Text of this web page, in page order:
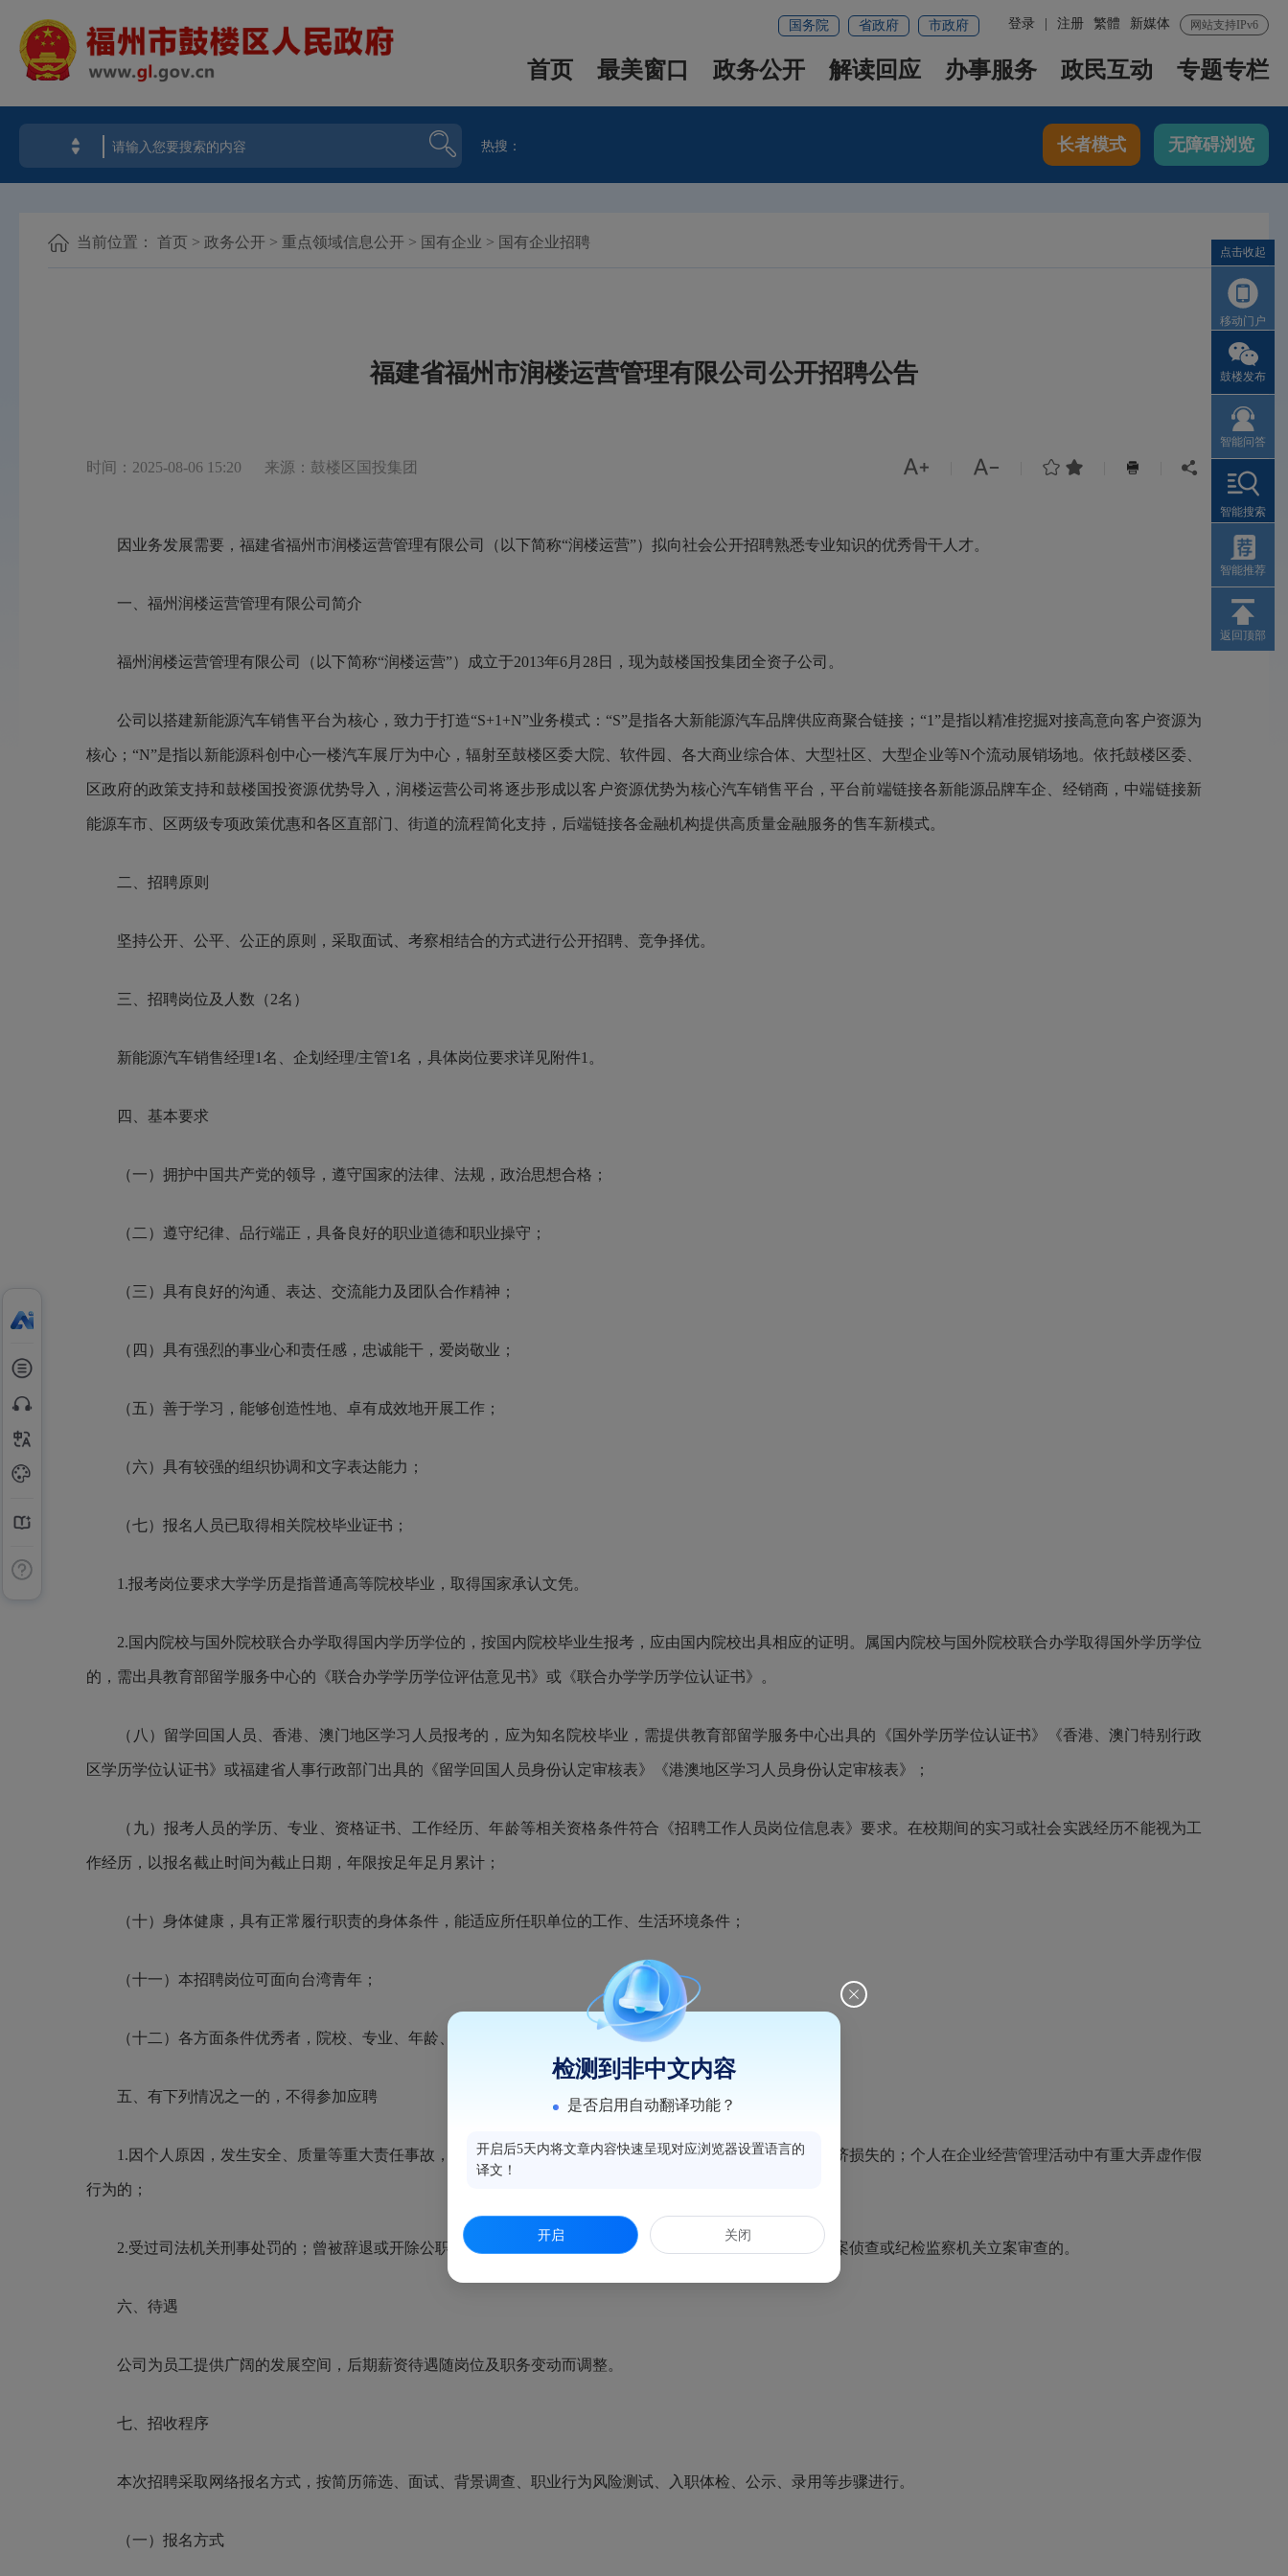
网站支持IPv6
新媒体
繁體
登录 注册
国务院 省政府 市政府
首页 最美窗口 政务公开 解读回应 办事服务 政民互动 专题专栏
热搜： 长者模式 无障碍浏览
当前位置： 首页 > 政务公开 > 重点领域信息公开 > 国有企业 > 国有企业招聘
福建省福州市润楼运营管理有限公司公开招聘公告
时间：2025-08-06 15:20 来源：鼓楼区国投集团      
因业务发展需要，福建省福州市润楼运营管理有限公司（以下简称“润楼运营”）拟向社会公开招聘熟悉专业知识的优秀骨干人才。
一、 福州润楼运营管理有限公司 简介
福州润楼运营管理有限公司 （ 以下简称“润楼运营”） 成立于2013年6月28日 ，现为鼓楼国投集团全资子公司。
公司以搭建新能源汽车销售平台为核心，致力于打造“S+1+N”业务模式：“S”是指各大新能源汽车品牌供应商聚合链接；“1”是指以精准挖掘对接高意向客户资源为
核心；“N”是指以新能源科创中心一楼汽车展厅为中心，辐射至鼓楼区委大院、软件园、各大商业综合体、大型社区、大型企业等N个流动展销场地。依托鼓楼区委、
区政府的政策支持和鼓楼国投资源优势导入，润楼运营公司将逐步形成以客户资源优势为核心汽车销售平台，平台前端链接各新能源品牌车企、经销商，中端链接新
能源车市、区两级专项政策优惠和各区直部门、街道的流程简化支持，后端链接各金融机构提供高质量金融服务的售车新模式。
二、招聘原则
坚持公开、公平、公正的原则，采取面试、考察相结合的方式进行公开招聘、竞争择优。
三、招聘岗位及人数（2名）
新能源汽车销售经理1名、企划经理/主管1名， 具体岗位要求详见附件1。
四、基本要求
（一）拥护中国共产党的领导，遵守国家的法律、法规，政治思想合格；
（二）遵守纪律、品行端正，具备良好的职业道德和职业操守；
（三）具有良好的沟通、表达、交流能力及团队合作精神；
（四）具有强烈的事业心和责任感，忠诚能干，爱岗敬业；
（五）善于学习，能够创造性地、卓有成效地开展工作；
（六）具有较强的组织协调和文字表达能力；
（七）报名人员已取得相关院校毕业证书；
1.报考岗位要求大学学历是指普通高等院校毕业，取得国家承认文凭。
2. 国内院校与国外院校联合办学取得国内学历学位的，按国内院校毕业生报考，应由国内院校出具相应的证明。属国内院校与国外院校联合办学取得国外学历学位
的，需出具教育部留学服务中心的《联合办学学历学位评估意见书》或《联合办学学历学位认证书》。
（ 八 ） 留学回国人员、香港、澳门地区学习人员报考的，应为知名院校毕业，需提供教育部留学服务中心出具的《国外学历学位认证书》《香港、澳门特别行政
区学历学位认证书》或福建省人事行政部门出具的《留学回国人员身份认定审核表》《港澳地区学习人员身份认定审核表》；
（ 九）报考人员的学历、专业、资格证书、工作经历、年龄等相关资格条件符合《招聘工作人员岗位信息表》要求。在校期间的实习或社会实践经历不能视为工
作经历，以报名截止时间 为截止日期，年限按足年足月累计；
（十）身体健康，具有正常履行职责的身体条件，能适应所任职单位的工作、生活环境条件；
（十一） 本招聘岗位可面向台湾青年 ；
（十二）各方面条件优秀者，院校、专业、年龄、工作经历等条件可适当放宽。
五、有下列情况之一的，不得参加应聘
1.因个人原因，发生安全、质量等重大责任事故，或出现严重亏损，造成国有或集体资产严重流失和重大经济损失的；个人在企业经营管理活动中有重大弄虚作假
行为的；
2.受过司法机关刑事处罚的；曾被辞退或开除公职的；正在党纪、政纪处分期限内的；正在接受司法机关立案侦查或纪检监察机关立案审查的。
六、待遇
公司 为员工提供广阔的发展空间，后期薪资待遇随岗位及职务变动而调整。
七、招收程序
本次招聘采取网络报名方式，按简历筛选、面试、背景调查、职业行为风险测试、入职体检、公示、录用等步骤进行。
（一）报名方式
点击收起
移动门户
鼓楼发布
智能问答
智能搜索
智能推荐
返回顶部
检测到非中文内容
是否启用自动翻译功能？
开启后5天内将文章内容快速呈现对应浏览器设置语言的
译文！
开启 关闭